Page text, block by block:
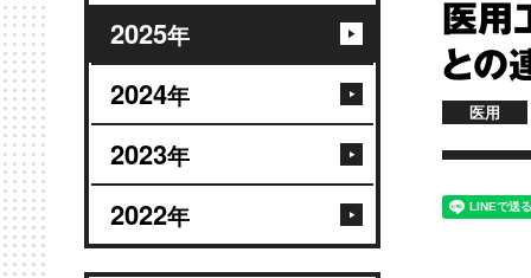
2025年
2024年
2023年
2022年
医用
との
医用